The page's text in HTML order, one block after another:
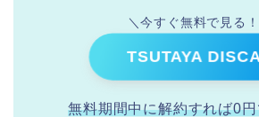
＼今すぐ無料で見る
TSUTAYA
無料期間中に解約すれば0